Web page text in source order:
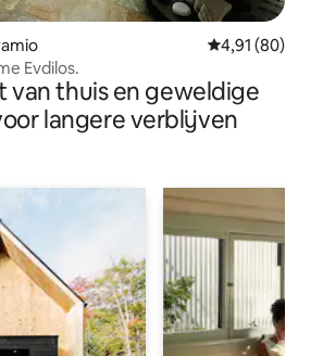
Gemiddelde
4,91 (80)
Evdilos.
van thuis en geweldige
langere verblijven